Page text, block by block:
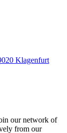
Klagenfurt
our network of
from our